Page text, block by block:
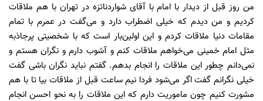
من روز قبل از دیدار با امام با آقای شوارد‌ناتزه در تهران با هم ملاقات
کردیم و من دیدم که خیلی اضطراب دارد و می‌گفت در عمرم با تمام
مقامات دنیا ملاقات کردم و این اولین‌بار است که با شخصیتی پرجاذبه
مثل امام خمینی می‌خواهم ملاقات کنم و آشوب دارم و نگران هستم و
نمی‌دانم چطور این ملاقات را انجام بدهم. گفتم نباید نگران باشی گفت
خیلی نگرانم گفت اگر می‌شود فردا نیم ساعت قبل از ملاقات بیا تا با هم
مشورت کنیم چون ماموریت دارم که ‌این ملاقات را به نحو احسن انجام